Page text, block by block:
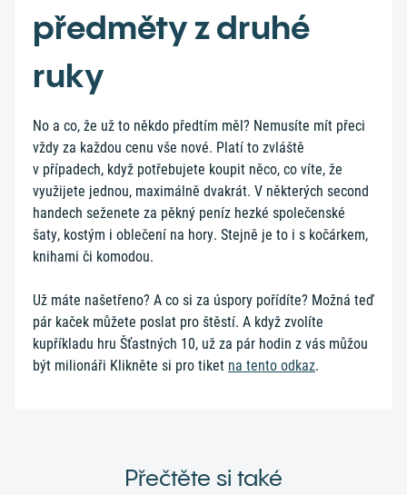
předměty z druhé
ruky
No a co, že už to někdo předtím měl? Nemusíte mít přeci
vždy za každou cenu vše nové. Platí to zvláště
v případech, když potřebujete koupit něco, co víte, že
využijete jednou, maximálně dvakrát. V některých second
handech seženete za pěkný peníz hezké společenské
šaty, kostým i oblečení na hory. Stejně je to i s kočárkem,
knihami či komodou.
Už máte našetřeno? A co si za úspory pořídíte? Možná teď
pár kaček můžete poslat pro štěstí. A když zvolíte
kupříkladu hru Šťastných 10, už za pár hodin z vás můžou
být milionáři Klikněte si pro tiket na tento odkaz.
Přečtěte si také